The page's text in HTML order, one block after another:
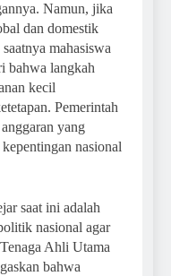
Namun, jika
dan domestik
mahasiswa
bahwa langkah
kecil
Pemerintah
yang
nasional
saat ini adalah
nasional agar
Ahli Utama
bahwa